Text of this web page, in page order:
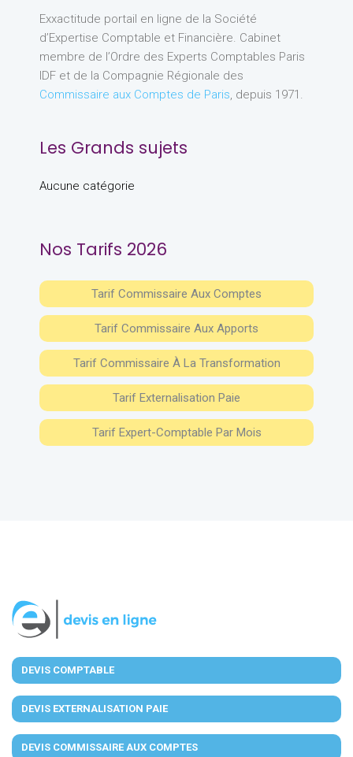
Exxactitude portail en ligne de la Société
d’Expertise Comptable et Financière. Cabinet
membre de l’Ordre des Experts Comptables Paris
IDF et de la Compagnie Régionale des
Commissaire aux Comptes de Paris, depuis 1971.
Les Grands sujets
Aucune catégorie
Nos Tarifs 2026
Tarif Commissaire Aux Comptes
Tarif Commissaire Aux Apports
Tarif Commissaire À La Transformation
Tarif Externalisation Paie
Tarif Expert-Comptable Par Mois
DEVIS COMPTABLE
DEVIS EXTERNALISATION PAIE
DEVIS COMMISSAIRE AUX COMPTES